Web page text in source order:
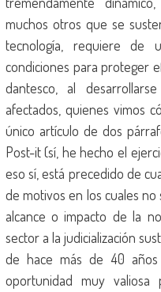
muchos otros que se
tecnología, requiere de
condiciones para proteger
dantesco, al
afectados, quienes vimos
único artículo de dos
Post-it (sí, he hecho el
eso sí, está precedido de
de motivos en los cuales
alcance o impacto de la
sector a la judicialización
de hace más de 40
oportunidad muy valiosa